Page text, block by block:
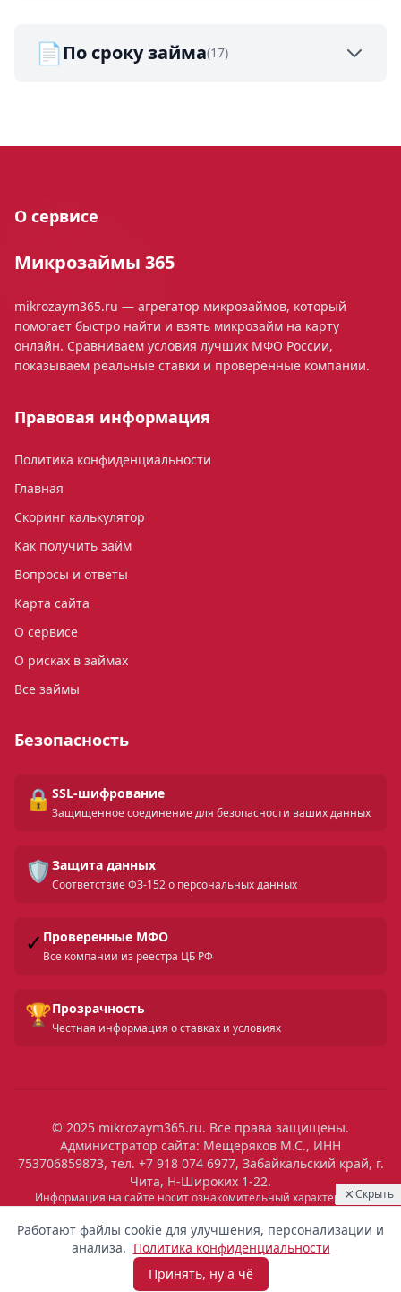
Скрыть
14:38
Выдан
Уфа
Взять микрозайм
Работают файлы cookie для улучшения, персонализации и
анализа. Политика конфиденциальности
Принять, ну а чё
📄По сроку займа(17)
О сервисе
Микрозаймы 365
mikrozaym365.ru — агрегатор микрозаймов, который
помогает быстро найти и взять микрозайм на карту
онлайн. Сравниваем условия лучших МФО России,
показываем реальные ставки и проверенные компании.
Правовая информация
Политика конфиденциальности
Главная
Скоринг калькулятор
Как получить займ
Вопросы и ответы
Карта сайта
О сервисе
О рисках в займах
Все займы
Безопасность
🔒 SSL-шифрование
Защищенное соединение для безопасности ваших данных
🛡️ Защита данных
Соответствие ФЗ-152 о персональных данных
✓ Проверенные МФО
Все компании из реестра ЦБ РФ
🏆Прозрачность
Честная информация о ставках и условиях
© 2025 mikrozaym365.ru. Все права защищены.
Администратор сайта: Мещеряков М.С., ИНН
753706859873, тел. +7 918 074 6977, Забайкальский край, г.
Чита, Н-Широких 1-22.
Информация на сайте носит ознакомительный характер и не
является публичной офертой. Все условия микрозаймов уточняйте
на сайтах МФО. Помните: займ — это обязательство, которое
необходимо исполнять. Невыполнение обязательств влечет штрафы
и ухудшение кредитной истории. Услуги предоставляются
микрофинансовыми организациями, состоящими в реестре ЦБ РФ.